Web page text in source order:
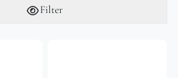
Filter